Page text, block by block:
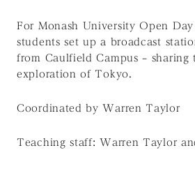
For Monash University Open
students set up a broadcast
from Caulfield Campus – sharing
exploration of Tokyo.
Coordinated by Warren Taylor
Teaching staff: Warren Taylor